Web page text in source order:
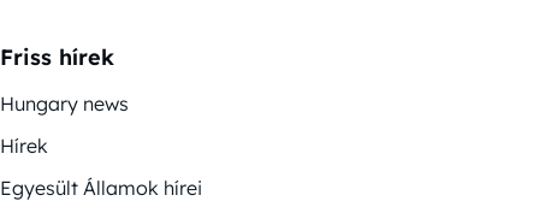
Friss hírek
Hungary news
Hírek
Egyesült Államok hírei